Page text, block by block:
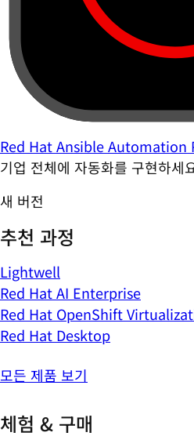
Red Hat Ansible Automation
기업 전체에 자동화를 구현하세
새 버전
추천 과정
Lightwell
Red Hat AI Enterprise
Red Hat OpenShift
Red Hat Desktop
모든 제품 보기
체험 & 구매